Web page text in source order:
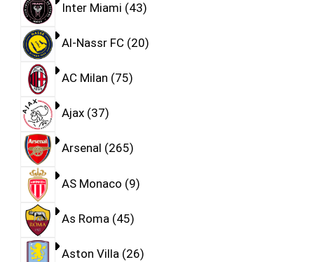
Inter Miami 43
Al-Nassr FC 20
AC Milan 75
Ajax 37
Arsenal 265
AS Monaco 9
As Roma 45
Aston Villa 26